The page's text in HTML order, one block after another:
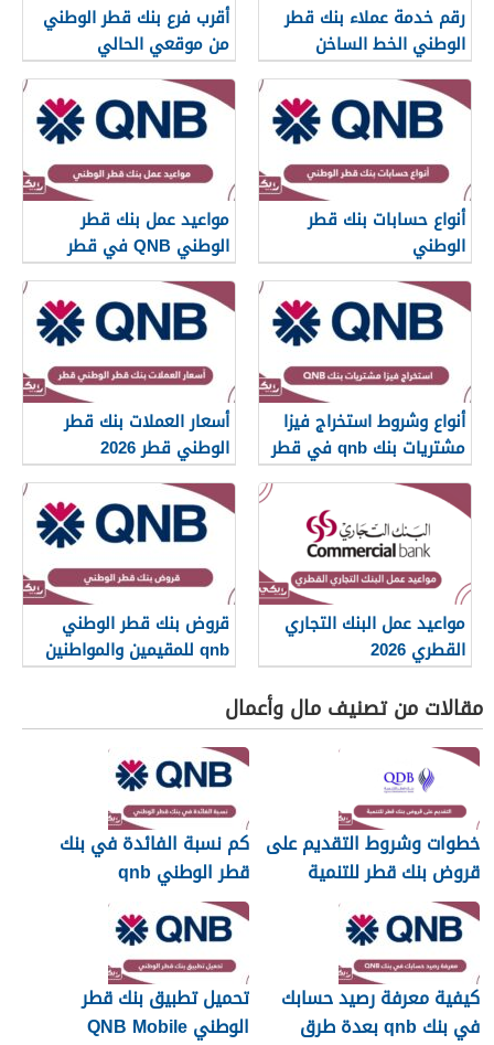
رقم خدمة عملاء بنك قطر
الوطني الخط الساخن
أقرب فرع بنك قطر الوطني
من موقعي الحالي
أنواع حسابات بنك قطر
الوطني
مواعيد عمل بنك قطر
الوطني QNB في قطر
2026
أنواع وشروط استخراج فيزا
مشتريات بنك qnb في قطر
2026
أسعار العملات بنك قطر
الوطني قطر 2026
مواعيد عمل البنك التجاري
القطري 2026
قروض بنك قطر الوطني
qnb للمقيمين والمواطنين
2026
مقالات من تصنيف مال وأعمال
خطوات وشروط التقديم على
قروض بنك قطر للتنمية
2026
كم نسبة الفائدة في بنك
قطر الوطني qnb
كيفية معرفة رصيد حسابك
في بنك qnb بعدة طرق
تحميل تطبيق بنك قطر
الوطني QNB Mobile